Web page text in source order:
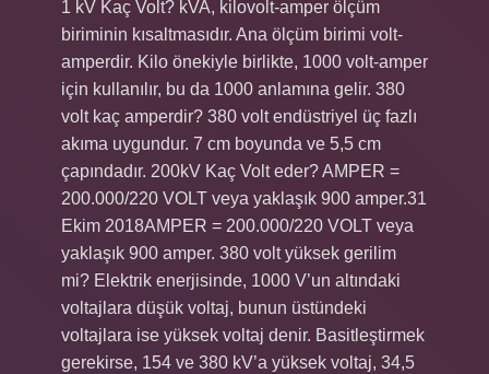
1 kV Kaç Volt? kVA, kilovolt-amper ölçüm
biriminin kısaltmasıdır. Ana ölçüm birimi volt-
amperdir. Kilo önekiyle birlikte, 1000 volt-amper
için kullanılır, bu da 1000 anlamına gelir. 380
volt kaç amperdir? 380 volt endüstriyel üç fazlı
akıma uygundur. 7 cm boyunda ve 5,5 cm
çapındadır. 200kV Kaç Volt eder? AMPER =
200.000/220 VOLT veya yaklaşık 900 amper.31
Ekim 2018AMPER = 200.000/220 VOLT veya
yaklaşık 900 amper. 380 volt yüksek gerilim
mi? Elektrik enerjisinde, 1000 V’un altındaki
voltajlara düşük voltaj, bunun üstündeki
voltajlara ise yüksek voltaj denir. Basitleştirmek
gerekirse, 154 ve 380 kV’a yüksek voltaj, 34,5